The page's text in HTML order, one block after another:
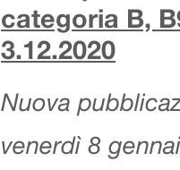
categoria B,
3.12.2020
Nuova
venerdì 8